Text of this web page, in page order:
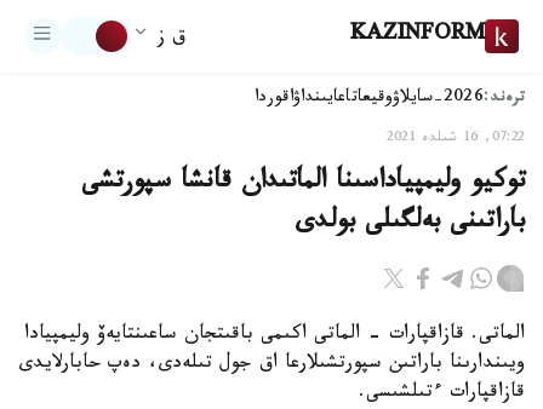
KAZINFORM ق ز
ترەند:2026-سايلاۋ وقيعاتاعايىنداۋاقوردا
07:22, 16 شىلدە 2021
توكيو وليمپياداسىنا الماتىدان قانشا سپورتشى
باراتىنى بەلگىلى بولدى
الماتى. قازاقپارات - الماتى اكىمى باقىتجان ساعىنتايەۆ وليمپيادا
ويىندارىنا باراتىن سپورتشىلارعا اق جول تىلەدى، دەپ حابارلايدى
قازاقپارات ءتىلشىسى.